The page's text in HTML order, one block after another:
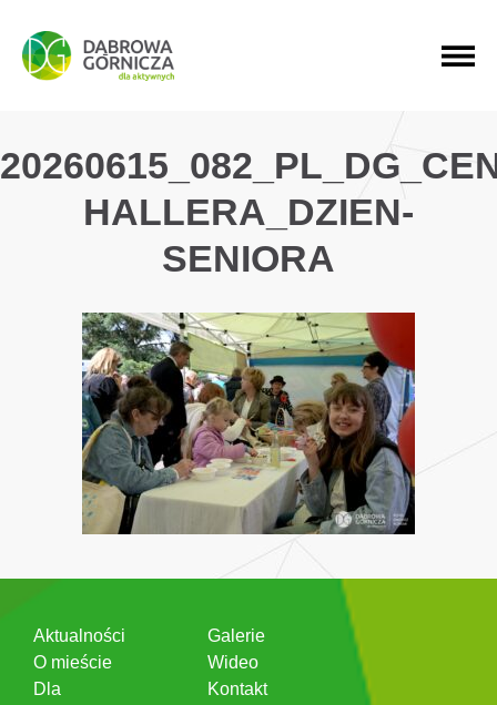
PRZEJDŹ DO MENU GŁÓWNEGO
PRZEJDŹ DO WYSZUKIWARKI
PRZEJDŹ DO TREŚCI
HALLERA_DZIEN-
SENIORA
Aktualności
O mieście
Dla
Galerie
Wideo
Kontakt